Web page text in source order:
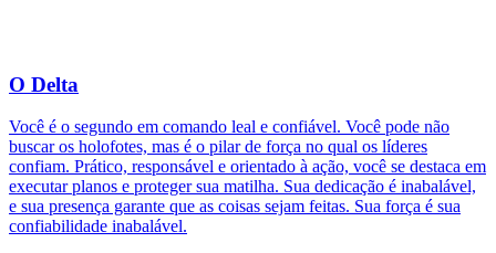
O Delta
Você é o segundo em comando leal e confiável. Você pode não
buscar os holofotes, mas é o pilar de força no qual os líderes
confiam. Prático, responsável e orientado à ação, você se destaca em
executar planos e proteger sua matilha. Sua dedicação é inabalável,
e sua presença garante que as coisas sejam feitas. Sua força é sua
confiabilidade inabalável.